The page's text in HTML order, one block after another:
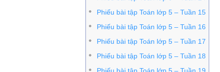
Phiếu bài tập Toán lớp 5 – Tuần 15
Phiếu bài tập Toán lớp 5 – Tuần 16
Phiếu bài tập Toán lớp 5 – Tuần 17
Phiếu bài tập Toán lớp 5 – Tuần 18